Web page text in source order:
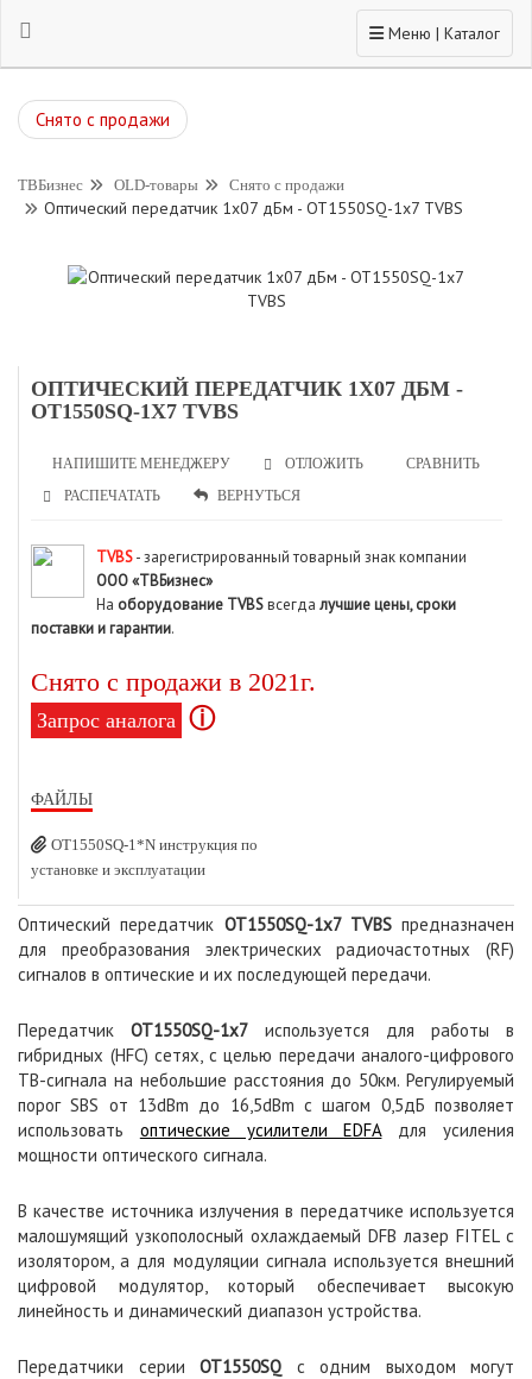
Toggle navigation
Меню | Каталог
Снято с продажи
ТВБизнес OLD-товары Снято с продажи
Оптический передатчик 1x07 дБм - OT1550SQ-1x7 TVBS
ОПТИЧЕСКИЙ ПЕРЕДАТЧИК 1X07 ДБМ -
OT1550SQ-1X7 TVBS
НАПИШИТЕ МЕНЕДЖЕРУ ОТЛОЖИТЬ
СРАВНИТЬ
РАСПЕЧАТАТЬ
ВЕРНУТЬСЯ
TVBS- зарегистрированный товарный знак компании
ООО «ТВБизнес»
На оборудование TVBSвсегда лучшие цены, сроки
поставки и гарантии.
Снято с продажи в 2021г.
Запрос аналога ⓘ
ФАЙЛЫ
OT1550SQ-1*N инструкция по
установке и эксплуатации
Оптический передатчик OT1550SQ-1x7TVBS предназначен
для преобразования электрических радиочастотных (RF)
сигналов в оптические и их последующей передачи.
Передатчик OT1550SQ-1x7 используется для работы в
гибридных (HFC) сетях, с целью передачи аналого-цифрового
ТВ-сигнала на небольшие расстояния до 50км. Регулируемый
порог SBS от 13dBm до 16,5dBm с шагом 0,5дБ позволяет
использовать оптические усилители EDFAдля усиления
мощности оптического сигнала.
В качестве источника излучения в передатчике используется
малошумящий узкополосный охлаждаемый DFB лазер FITEL с
изолятором, а для модуляции сигнала используется внешний
цифровой модулятор, который обеспечивает высокую
линейность и динамический диапазон устройства.
Передатчики серии OT1550SQ с одним выходом могут